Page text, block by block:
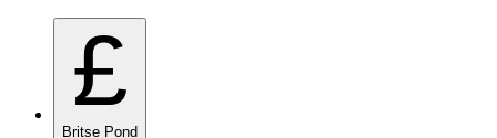
£
Britse Pond